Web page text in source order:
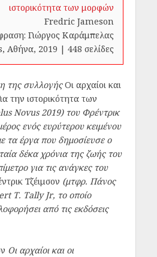
ιστορικότητα των μορφών
Fredric Jameson
Γιώργος Καράμπελας
Αθήνα, 2019 | 448 σελίδες
της συλλογήςΟι αρχαίοι και
την ιστορικότητα των
Novus2019) του Φρέντρικ
ενός ευρύτερου κειμένου
τα έργα που δημοσίευσε ο
δέκα χρόνια της ζωής του
για τις ανάγκες του
Τζέιμσον (μτφρ. Πάνος
T. Tally Jr, το οποίο
από τις εκδόσεις
Οι αρχαίοι και οι